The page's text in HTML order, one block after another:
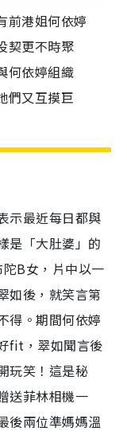
前港姐何依婷
契更不時聚
何依婷組織
們又互摸巨
示最近每日都與
是「大肚婆」的
B女，片中以一
如後，就笑言第
得。期間何依婷
fit ，翠如聞言後
玩笑！這是秘
送菲林相機一
後兩位準媽媽溫